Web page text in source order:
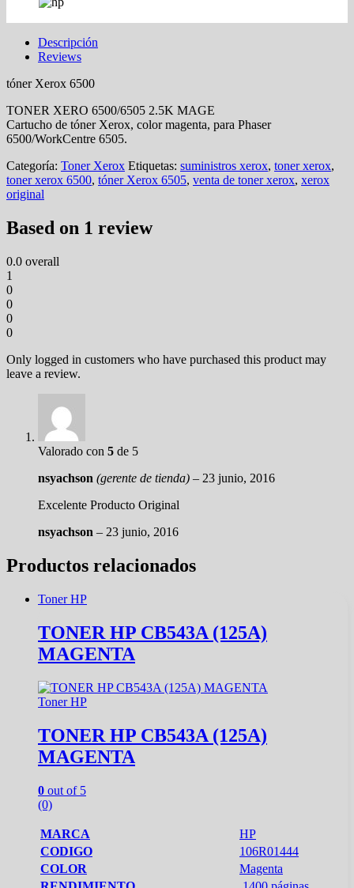
Descripción
Reviews
tóner Xerox 6500
TONER XERO 6500/6505 2.5K MAGE
Cartucho de tóner Xerox, color magenta, para Phaser
6500/WorkCentre 6505.
Categoría: Toner Xerox Etiquetas: suministros xerox, toner xerox,
toner xerox 6500, tóner Xerox 6505, venta de toner xerox, xerox
original
Based on 1 review
0.0 overall
1
0
0
0
0
Only logged in customers who have purchased this product may
leave a review.
Valorado con 5 de 5
nsyachson (gerente de tienda) – 23 junio, 2016
Excelente Producto Original
nsyachson – 23 junio, 2016
Productos relacionados
Toner HP
TONER HP CB543A (125A)
MAGENTA
Toner HP
TONER HP CB543A (125A)
MAGENTA
0 out of 5
(0)
MARCA
HP
CODIGO
106R01444
COLOR
Magenta